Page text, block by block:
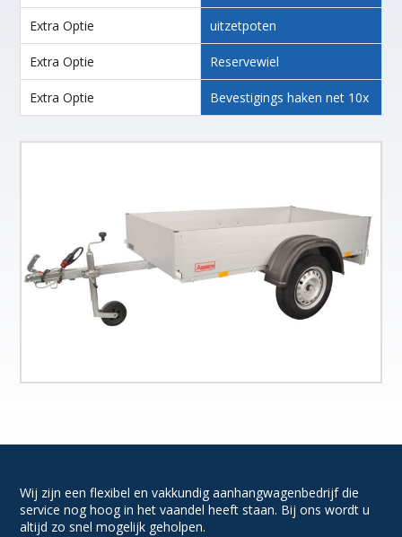
Extra Optie uitzetpoten
Extra Optie Reservewiel
Extra Optie Bevestigings haken net 10x
Wij zijn een flexibel en vakkundig aanhangwagenbedrijf die
service nog hoog in het vaandel heeft staan. Bij ons wordt u
altijd zo snel mogelijk geholpen.